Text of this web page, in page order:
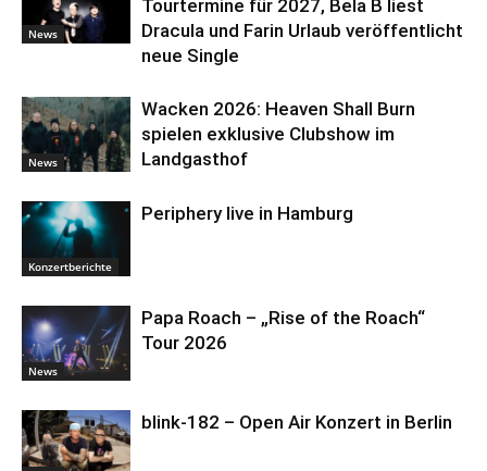
News
Tourtermine für 2027, Bela B liest
Dracula und Farin Urlaub veröffentlicht
neue Single
News
Wacken 2026: Heaven Shall Burn
spielen exklusive Clubshow im
Landgasthof
Konzertberichte
Periphery live in Hamburg
News
Papa Roach – „Rise of the Roach“
Tour 2026
blink-182 – Open Air Konzert in Berlin